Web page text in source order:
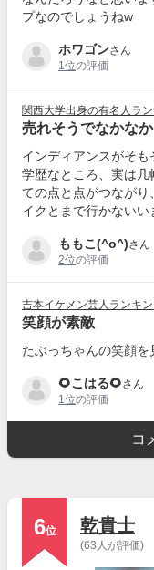
プなのでしょうね‪w
ホワゴンさん
1位の評価
関西大学出身の有名人ラ
売れそうでなかなか
インディアンスがそ
学歴なところ、実は
ての点と点がつなが
イクとまで行かないい
ももこ(^o^)さん
2位の評価
吉本イケメン芸人ランキ
笑顔が素敵
たぶっちゃんの笑顔を
🌻こはる🌻さん
1位の評価
コ
6位 乾貴士
(63人が評価)